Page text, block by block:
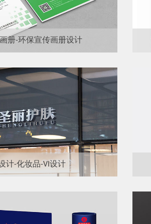
册-环保宣传画册设计
计-化妆品-VI设计